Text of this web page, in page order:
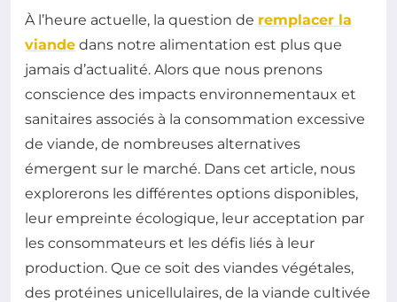
À l’heure actuelle, la question de remplacer la
viande dans notre alimentation est plus que
jamais d’actualité. Alors que nous prenons
conscience des impacts environnementaux et
sanitaires associés à la consommation excessive
de viande, de nombreuses alternatives
émergent sur le marché. Dans cet article, nous
explorerons les différentes options disponibles,
leur empreinte écologique, leur acceptation par
les consommateurs et les défis liés à leur
production. Que ce soit des viandes végétales,
des protéines unicellulaires, de la viande cultivée